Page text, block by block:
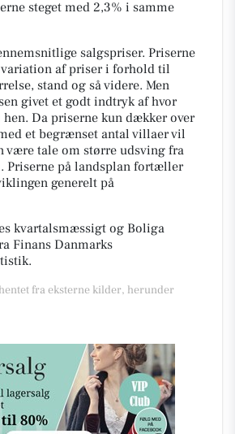
steget med 2,3% i samme
salgspriser. Priserne
af priser i forhold til
stand og så videre. Men
givet et godt indtryk af hvor
hen. Da priserne kun dækker over
et begrænset antal villaer vil
være tale om større udsving fra
Priserne på landsplan fortæller
generelt på
kvartalsmæssigt og Boliga
Finans Danmarks
fra eksterne kilder, herunder